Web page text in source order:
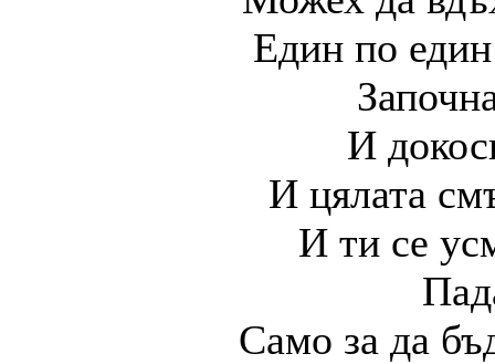
Един по
И
И цялата
И ти се
Само за да